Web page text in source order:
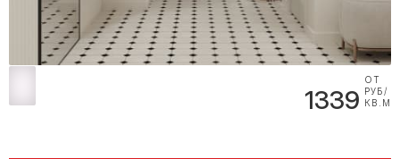
1339
ОТ
РУБ/
КВ.М